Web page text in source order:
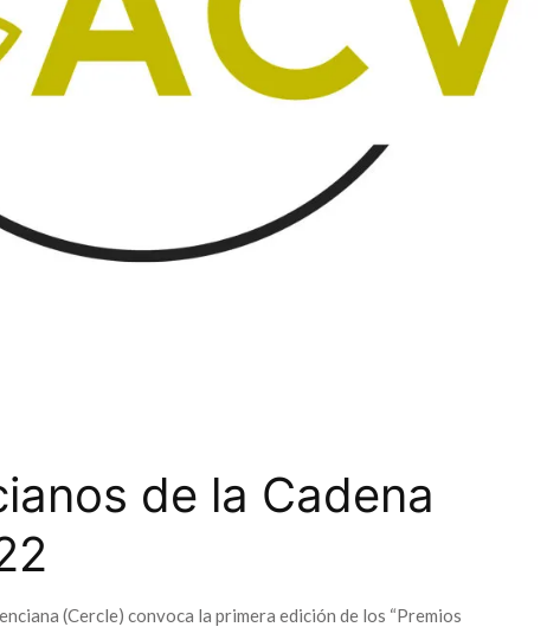
de la Cadena
(Cercle) convoca la primera edición de los “Premios